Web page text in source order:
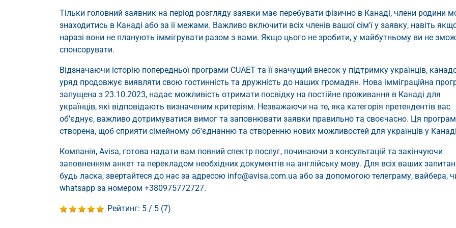
Тільки головний заявник на період розгляду заявки має перебувати фізично в Канаді, члени родини
знаходитись в Канаді або за її межами. Важливо включити всіх членів вашої сім'ї у заявку, навіть
наразі вони не планують іммігрувати разом з вами. Якщо цього не зробити, у майбутньому ви не
спонсорувати.
Відзначаючи історію попередньої програми CUAET та її значущий внесок у підтримку українців,
уряд продовжує виявляти свою гостинність та дружність до наших громадян. Нова імміграційна
запущена з 23.10.2023, надає можливість отримати посвідку на постійне проживання в Канаді для
українців, які відповідають визначеним критеріям. Незважаючи на те, яка категорія претендентів вас
об'єднує, важливо дотримуватися вимог та заповнювати заявки правильно та своєчасно. Ця
створена, щоб сприяти сімейному об'єднанню та створенню нових можливостей для українців у
Компанія, Avisa, готова надати вам повний спектр послуг, починаючи з консультацій та закінчуючи
заповненням анкет та перекладом необхідних документів на англійську мову. Для всіх ваших
будь ласка, звертайтеся до нас за адресою info@avisa.com.ua або за допомогою телеграму, вайбера,
whatsapp за номером +380975772727.
Рейтинг: 5 / 5 (7)